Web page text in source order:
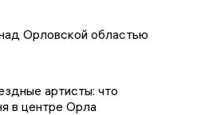
Орловской областью
артисты: что
в центре Орла